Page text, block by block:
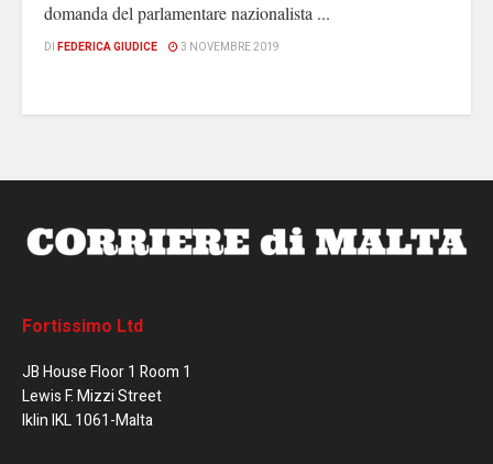
domanda del parlamentare nazionalista ...
DI FEDERICA GIUDICE 3 NOVEMBRE 2019
Fortissimo Ltd
JB House Floor 1 Room 1
Lewis F. Mizzi Street
Iklin IKL 1061-Malta